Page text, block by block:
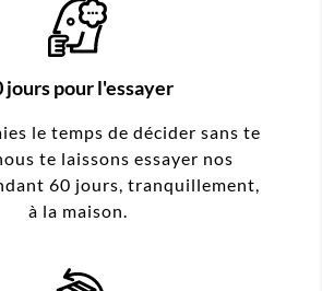
jours pour l'essayer
le temps de décider sans te
te laissons essayer nos
60 jours, tranquillement,
à la maison.